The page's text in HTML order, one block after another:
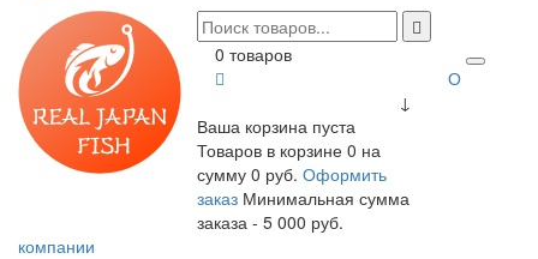
0 товаров
↓
Ваша корзина пуста
Товаров в корзине0 на
сумму0 руб. Оформить
заказ Минимальная сумма
заказа - 5 000 руб.
О
компании